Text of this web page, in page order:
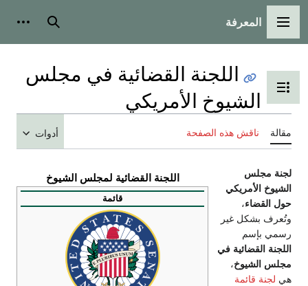
القائمة الرئيسية
المعرفة بحث
تبديل عرض جدول المحتويات
اللجنة القضائية في مجلس
الشيوخ الأمريكي
مقالة ناقش هذه الصفحة أدوات
اللجنة القضائية لمجلس الشيوخ
قائمة
لجنة مجلس
الشيوخ الأمريكي
حول القضاء،
وتُعرف بشكل غير
رسمي بإسم
اللجنة القضائية في
مجلس الشيوخ،
هيلجنة قائمة